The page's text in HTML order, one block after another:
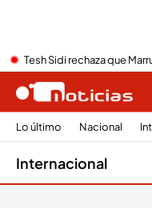
Tesh Sidi rechaza que
Lo último Nacional
Internacional